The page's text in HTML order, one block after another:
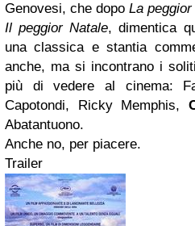
Genovesi, che dopo La
Il peggior Natale, dimentica
una classica e stantia
anche, ma si incontrano i
più di vedere al cinema:
Capotondi, Ricky Memphis,
Abatantuono.
Anche no, per piacere.
Trailer